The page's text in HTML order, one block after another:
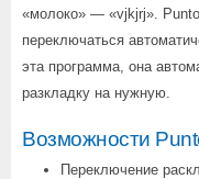
«молоко» — «vjkjrj».
переключаться
эта программа, она
разкладку на нужную.
Возможности
Переключение